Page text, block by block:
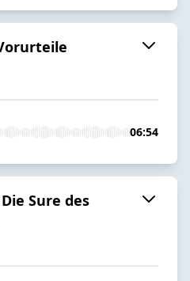
06:54
Sure des